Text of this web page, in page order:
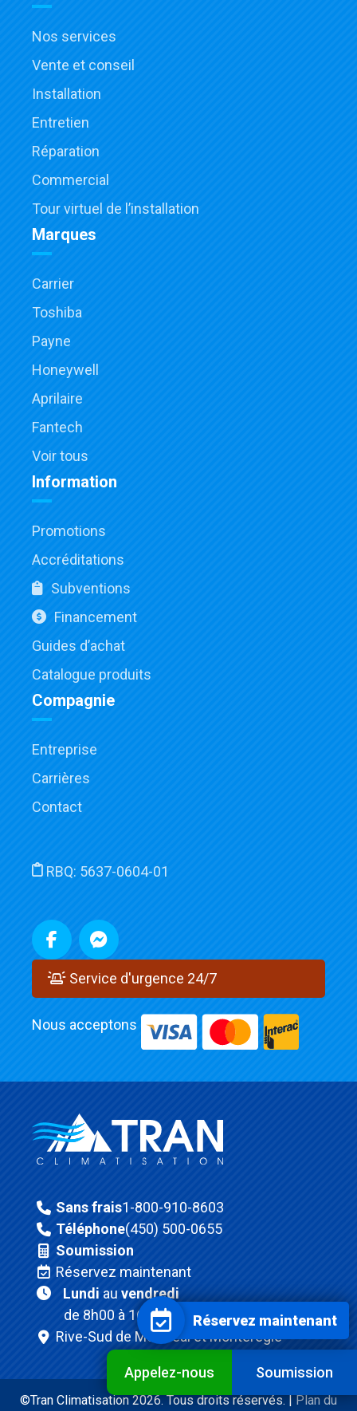
Nos services
Vente et conseil
Installation
Entretien
Réparation
Commercial
Tour virtuel de l’installation
Marques
Carrier
Toshiba
Payne
Honeywell
Aprilaire
Fantech
Voir tous
Information
Promotions
Accréditations
Subventions
Financement
Guides d’achat
Catalogue produits
Compagnie
Entreprise
Carrières
Contact
RBQ: 5637-0604-01
Service d'urgence 24/7
Nous acceptons
Sans frais1-800-910-8603
Téléphone(450) 500-0655
Soumission
Réservez maintenant
Lundi au vendredi
de 8h00 à 16h30
Rive-Sud de Montréal et Montérégie
©Tran Climatisation 2026. Tous droits réservés. | Plan du
Appelez-nous Soumission
Réservez maintenant